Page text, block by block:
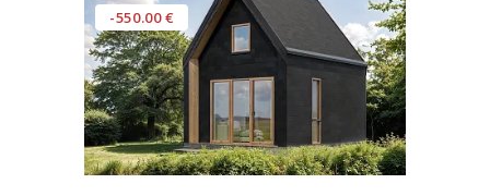
-550.00 €